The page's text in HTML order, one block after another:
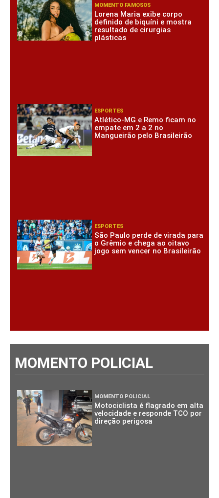
MOMENTO FAMOSOS
Lorena Maria exibe corpo
definido de biquíni e mostra
resultado de cirurgias
plásticas
ESPORTES
Atlético-MG e Remo ficam no
empate em 2 a 2 no
Mangueirão pelo Brasileirão
ESPORTES
São Paulo perde de virada para
o Grêmio e chega ao oitavo
jogo sem vencer no Brasileirão
MOMENTO POLICIAL
MOMENTO POLICIAL
Motociclista é flagrado em alta
velocidade e responde TCO por
direção perigosa